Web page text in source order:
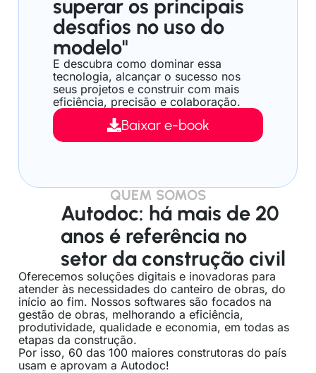
superar os principais
desafios no uso do
modelo"
E descubra como dominar essa
tecnologia, alcançar o sucesso nos
seus projetos e construir com mais
eficiência, precisão e colaboração.
Baixar e-book
QUEM SOMOS
Autodoc: há mais de 20
anos é referência no
setor da construção civil
Oferecemos soluções digitais e inovadoras para
atender às necessidades do canteiro de obras, do
início ao fim. Nossos softwares são focados na
gestão de obras, melhorando a eficiência,
produtividade, qualidade e economia, em todas as
etapas da construção.
Por isso, 60 das 100 maiores construtoras do país
usam e aprovam a Autodoc!